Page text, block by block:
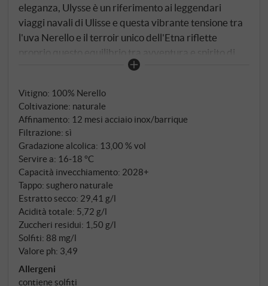
eleganza, Ulysse è un riferimento ai leggendari
viaggi navali di Ulisse e questa vibrante tensione tra
l'uva Nerello e il terroir unico dell'Etna riflette
proprio questo equilibrio tra avventura e spirito di
scoperta. Colore rosso rubino intenso con riflessi
nero e lampone, insieme a pepe speziato e
subliminale, vaniglia e un accenno di tabacco –
chiaro, preciso e piacevolmente invitante. Al palato,
l'Ulysse ha un corpo moderato, un frutto succoso e
un'acidità fine ma presente. I tannini sono
dolcemente incorporati, il finale è lungo, con un
retrogusto fine e un sacco di sapore che stuzzica
l'appetito per il sorso successivo. Un Etna Rosso
accessibile e colto – ideale con pollame scuro,
verdure grigliate o formaggi leggermente stagionati.
Buon viaggio! SUPERIORE.DE
Vitigno: 100% Nerello
Coltivazione: naturale
Affinamento: 12 mesi acciaio inox/barrique
Filtrazione: sì
Gradazione alcolica: 13,00 % vol
Servire a: 16‑18 °C
Capacità invecchiamento: 2028+
Tappo: sughero naturale
Estratto secco: 29,41 g/l
Acidità totale: 5,72 g/l
Zuccheri residui: 1,50 g/l
Solfiti: 88 mg/l
Valore ph: 3,49
Allergeni
contiene solfiti